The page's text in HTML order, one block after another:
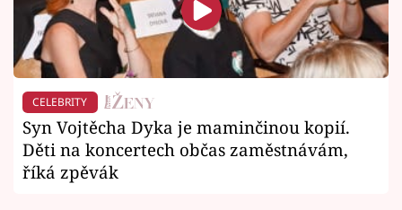
CELEBRITY
Syn Vojtěcha Dyka je maminčinou kopií.
Děti na koncertech občas zaměstnávám,
říká zpěvák